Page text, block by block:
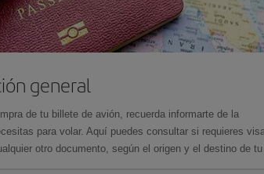
general
de tu billete de avión, recuerda informarte de la
para volar. Aquí puedes consultar si requieres
otro documento, según el origen y el destino de tu